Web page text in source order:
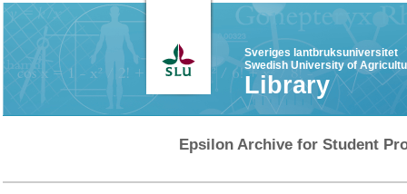
Sveriges lantbruksuniversitet
Swedish University of
Library
Epsilon Archive for Student